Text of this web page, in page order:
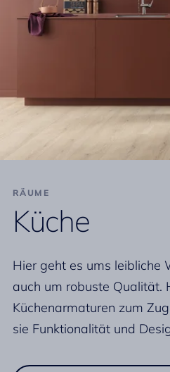
RÄUME
Küche
Hier geht es ums leibliche
auch um robuste Qualität.
Küchenarmaturen zum
sie Funktionalität und